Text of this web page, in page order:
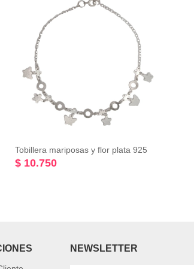
Tobillera mariposas y flor plata 925
$ 10.750
NEWSLETTER